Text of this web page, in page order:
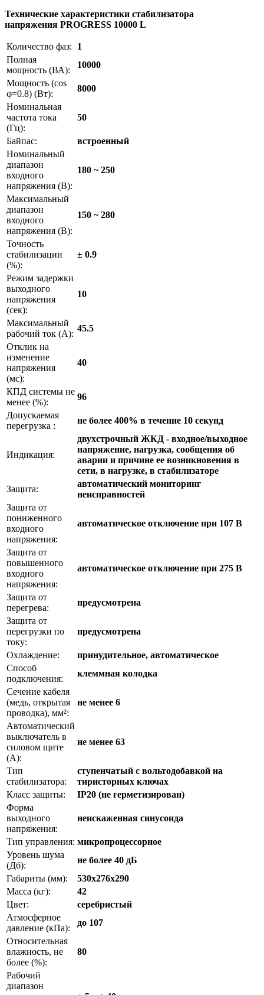
Технические характеристики стабилизатора
напряжения PROGRESS 10000 L
Количество фаз:
1
Полная
мощность (ВА):
10000
Мощность (cos
φ=0.8) (Вт):
8000
Номинальная
частота тока
(Гц):
50
Байпас:
встроенный
Номинальный
диапазон
входного
напряжения (В):
180 ~ 250
Максимальный
диапазон
входного
напряжения (В):
150 ~ 280
Точность
стабилизации
(%):
± 0.9
Режим задержки
выходного
напряжения
(сек):
10
Максимальный
рабочий ток (А):
45.5
Отклик на
изменение
напряжения
(мс):
40
КПД системы не
менее (%):
96
Допускаемая
перегрузка :
не более 400% в течение 10 секунд
Индикация:
двухстрочный ЖКД - входное/выходное
напряжение, нагрузка, сообщения об
аварии и причине ее возникновения в
сети, в нагрузке, в стабилизаторе
Защита:
автоматический мониторинг
неисправностей
Защита от
пониженного
входного
напряжения:
автоматическое отключение при 107 В
Защита от
повышенного
входного
напряжения:
автоматическое отключение при 275 В
Защита от
перегрева:
предусмотрена
Защита от
перегрузки по
току:
предусмотрена
Охлаждение:
принудительное, автоматическое
Способ
подключения:
клеммная колодка
Сечение кабеля
(медь, открытая
проводка), мм²:
не менее 6
Автоматический
выключатель в
силовом щите
(А):
не менее 63
Тип
стабилизатора:
ступенчатый с вольтодобавкой на
тиристорных ключах
Класс защиты:
IP20 (не герметизирован)
Форма
выходного
напряжения:
неискаженная синусоида
Тип управления: микропроцессорное
Уровень шума
(Дб):
не более 40 дБ
Габариты (мм):
530x276x290
Масса (кг):
42
Цвет:
серебристый
Атмосферное
давление (кПа):
до 107
Относительная
влажность, не
более (%):
80
Рабочий
диапазон